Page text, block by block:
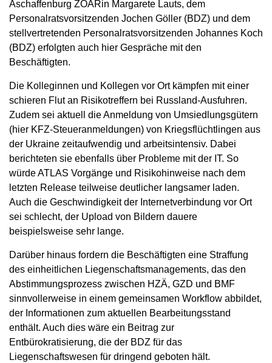
Aschaffenburg ZOARin Margarete Lauts, dem
Personalratsvorsitzenden Jochen Göller (BDZ) und dem
stellvertretenden Personalratsvorsitzenden Johannes Koch
(BDZ) erfolgten auch hier Gespräche mit den
Beschäftigten.
Die Kolleginnen und Kollegen vor Ort kämpfen mit einer
schieren Flut an Risikotreffern bei Russland-Ausfuhren.
Zudem sei aktuell die Anmeldung von Umsiedlungsgütern
(hier KFZ-Steueranmeldungen) von Kriegsflüchtlingen aus
der Ukraine zeitaufwendig und arbeitsintensiv. Dabei
berichteten sie ebenfalls über Probleme mit der IT. So
würde ATLAS Vorgänge und Risikohinweise nach dem
letzten Release teilweise deutlicher langsamer laden.
Auch die Geschwindigkeit der Internetverbindung vor Ort
sei schlecht, der Upload von Bildern dauere
beispielsweise sehr lange.
Darüber hinaus fordern die Beschäftigten eine Straffung
des einheitlichen Liegenschaftsmanagements, das den
Abstimmungsprozess zwischen HZÄ, GZD und BMF
sinnvollerweise in einem gemeinsamen Workflow abbildet,
der Informationen zum aktuellen Bearbeitungsstand
enthält. Auch dies wäre ein Beitrag zur
Entbürokratisierung, die der BDZ für das
Liegenschaftswesen für dringend geboten hält.